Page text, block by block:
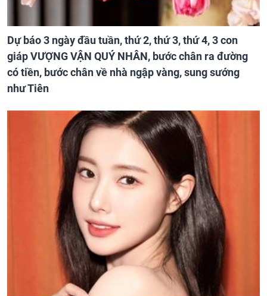
Dự báo 3 ngày đầu tuần, thứ 2, thứ 3, thứ 4, 3 con
giáp VƯỢNG VẬN QUÝ NHÂN, bước chân ra đường
có tiền, bước chân về nhà ngập vàng, sung sướng
như Tiên